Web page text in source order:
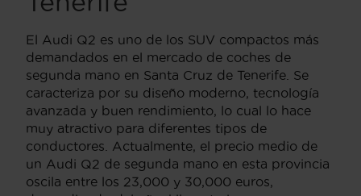
El Audi Q2 es uno de los SUV compactos más
demandados en el mercado de coches de
segunda mano en Santa Cruz de Tenerife. Se
caracteriza por su diseño moderno, tecnología
avanzada y buen rendimiento, lo cual lo hace
muy atractivo para diferentes tipos de
conductores. Actualmente, el precio medio de
un Audi Q2 de segunda mano en esta provincia
oscila entre los 23,000 y 30,000 euros,